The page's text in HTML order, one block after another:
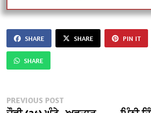
SHARE SHARE PIN IT
SHARE
Post
PREVIOUS POSTPrevious
post: